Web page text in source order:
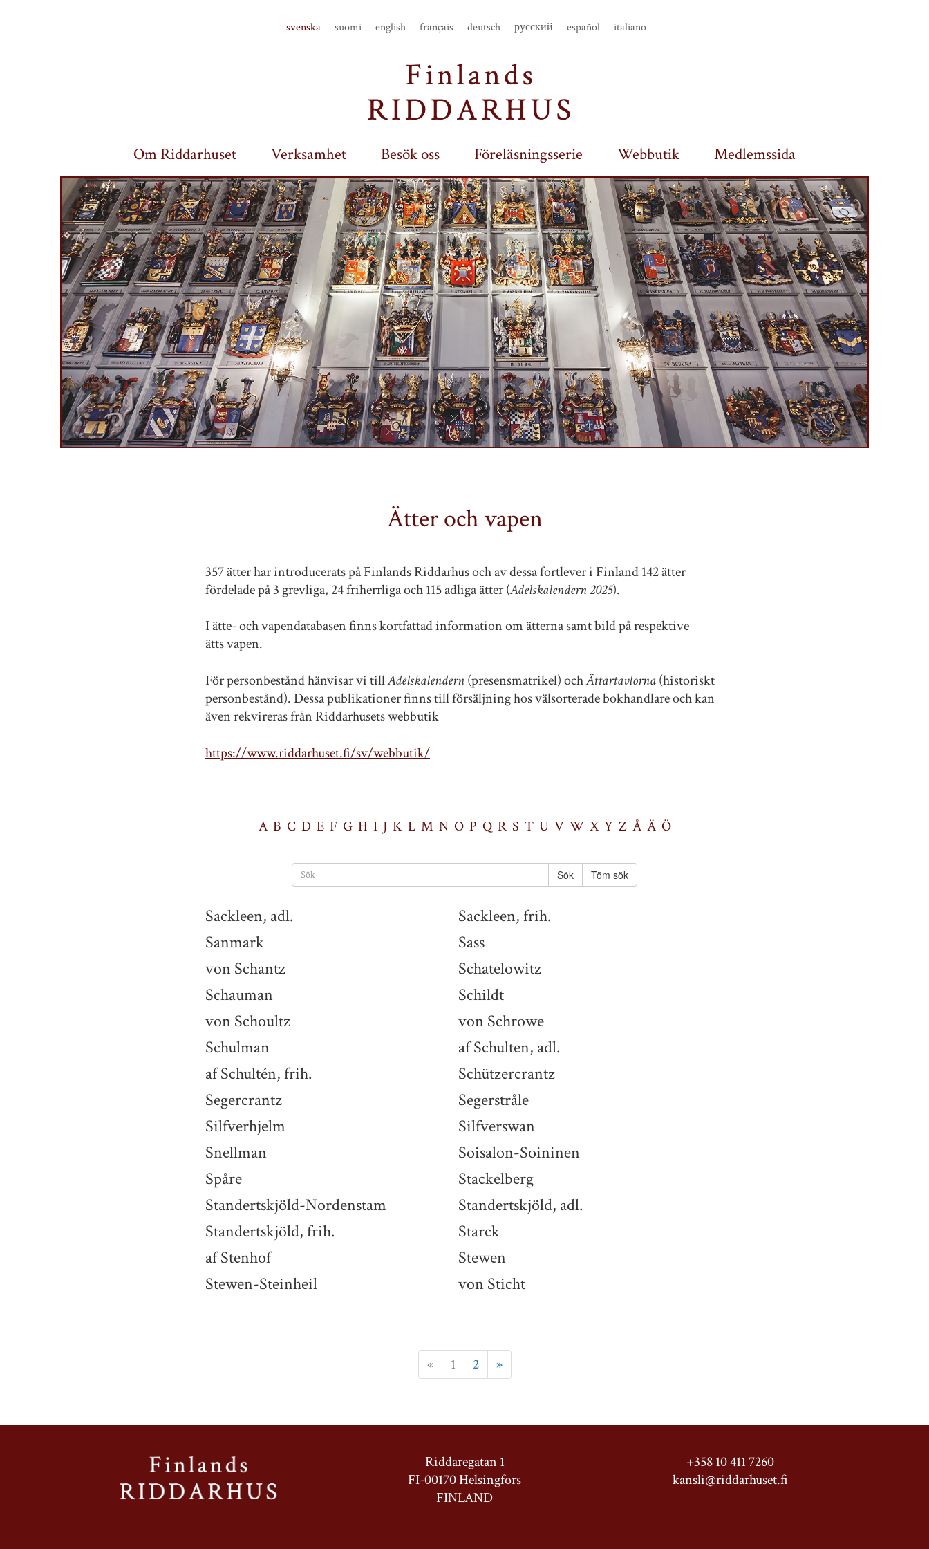
svenska suomi english français deutsch русский español italiano
Om Riddarhuset Verksamhet Besök oss Föreläsningsserie Webbutik Medlemssida
Ätter och vapen
357 ätter har introducerats på Finlands Riddarhus och av dessa fortlever i Finland 142 ätter
fördelade på 3 grevliga, 24 friherrliga och 115 adliga ätter (Adelskalendern 2025).
I ätte- och vapendatabasen finns kortfattad information om ätterna samt bild på respektive
ätts vapen.
För personbestånd hänvisar vi tillAdelskalendern(presensmatrikel) ochÄttartavlorna(historiskt
personbestånd). Dessa publikationer finns till försäljning hos välsorterade bokhandlare och kan
även rekvireras från Riddarhusets webbutik
https://www.riddarhuset.fi/sv/webbutik/
A B C D E F G H I J K L M N O P Q R S T U V W X Y Z Å Ä Ö
Töm sök
Sackleen, adl.
Sackleen, frih.
Sanmark
Sass
von Schantz
Schatelowitz
Schauman
Schildt
von Schoultz
von Schrowe
Schulman
af Schulten, adl.
af Schultén, frih.
Schützercrantz
Segercrantz
Segerstråle
Silfverhjelm
Silfverswan
Snellman
Soisalon-Soininen
Spåre
Stackelberg
Standertskjöld-Nordenstam
Standertskjöld, adl.
Standertskjöld, frih.
Starck
af Stenhof
Stewen
Stewen-Steinheil
von Sticht
« 1 2 »
Riddaregatan 1
FI-00170 Helsingfors
FINLAND
+358 10 411 7260
kansli@riddarhuset.fi